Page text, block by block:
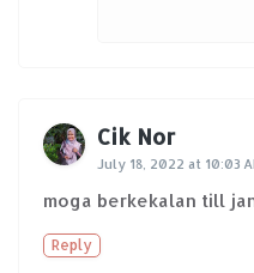
Cik Nor
July 18, 2022 at 10:03
moga berkekalan till
Reply